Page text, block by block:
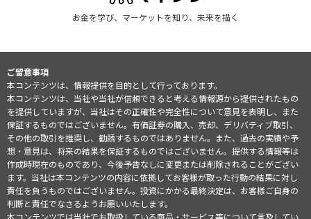
お金を学び、マーケットを知り、未来を描く
ご留意事項
本コンテンツは、情報提供を目的として行っております。
本コンテンツは、当社や当社が信頼できると考える情報源から提供されたもの
を提供していますが、当社はその正確性や完全性について意見を表明し、また
保証するものではございません。有価証券の購入、売却、デリバティブ取引、
その他の取引を推奨し、勧誘するものではありません。また、過去の実績や予
想・意見は、将来の結果を保証するものではございません。提供する情報等は
作成時現在のものであり、今後予告なしに変更または削除されることがござい
ます。当社は本コンテンツの内容に依拠してお客様が取った行動の結果に対し
責任を負うものではございません。投資にかかる最終決定は、お客様ご自身の
判断と責任でなさるようお願いいたします。